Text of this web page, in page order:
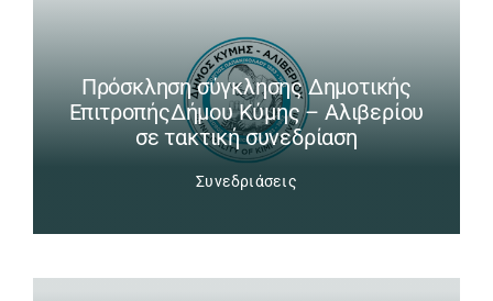
Πρόσκληση σύγκλησης Δημοτικής
ΕπιτροπήςΔήμου Κύμης – Αλιβερίου
σε τακτική συνεδρίαση
Συνεδριάσεις